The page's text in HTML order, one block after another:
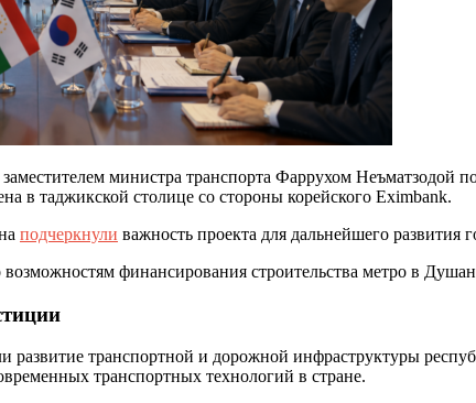
министра транспорта Фаррухом Неъматзодой
в таджикской столице со стороны корейского Eximbank.
подчеркнули важность проекта для дальнейшего
финансирования строительства метро в
развитие транспортной и дорожной инфраструктуры
транспортных технологий в стране.